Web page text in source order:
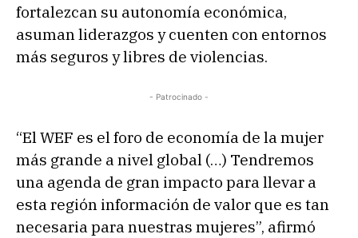
fortalezcan su autonomía económica,
asuman liderazgos y cuenten con entornos
más seguros y libres de violencias.
- Patrocinado -
“El WEF es el foro de economía de la mujer
más grande a nivel global (…) Tendremos
una agenda de gran impacto para llevar a
esta región información de valor que es tan
necesaria para nuestras mujeres”, afirmó